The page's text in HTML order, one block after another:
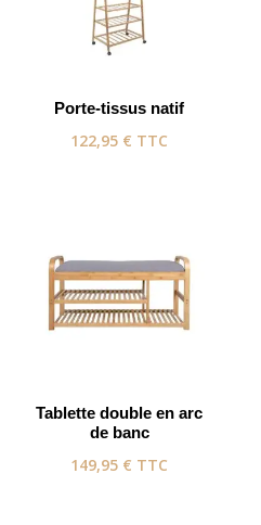
Porte-tissus natif
122,95 € TTC
Tablette double en arc
de banc
149,95 € TTC